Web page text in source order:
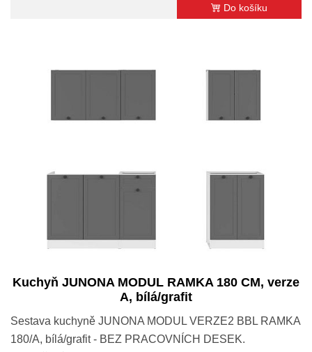
Do košíku
Kuchyň JUNONA MODUL RAMKA 180 CM, verze
A, bílá/grafit
Sestava kuchyně JUNONA MODUL VERZE2 BBL RAMKA
180/A, bílá/grafit - BEZ PRACOVNÍCH DESEK.